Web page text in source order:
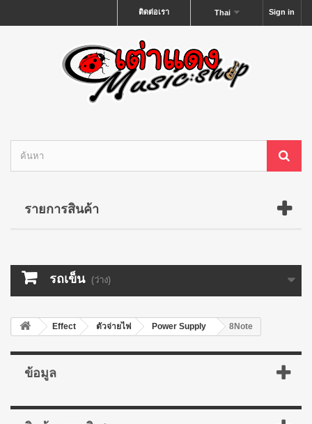
Sign in
Thai
ติดต่อเรา
รายการสินค้า
รถเข็น (ว่าง)
Effect ตัวจ่ายไฟ Power Supply 8Note
ข้อมูล